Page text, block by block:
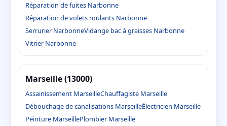
Réparation de fuites Narbonne
Réparation de volets roulants Narbonne
Serrurier NarbonneVidange bac à graisses Narbonne
Vitrier Narbonne
Marseille (13000)
Assainissement MarseilleChauffagiste Marseille
Débouchage de canalisations MarseilleÉlectricien Marseille
Peinture MarseillePlombier Marseille